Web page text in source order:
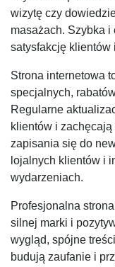
wizytę czy
masażach. Szybka
satysfakcję klientów
Strona internetowa
specjalnych,
Regularne
klientów i zachęcają
zapisania się do
lojalnych klientów i
wydarzeniach.
Profesjonalna
silnej marki i
wygląd, spójne
budują zaufanie i